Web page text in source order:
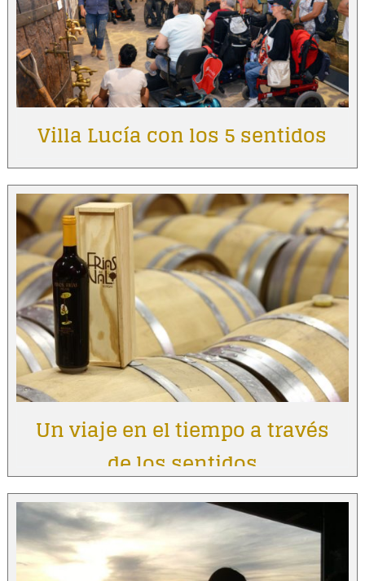
Villa Lucía con los 5 sentidos
Un viaje en el tiempo a través
de los sentidos